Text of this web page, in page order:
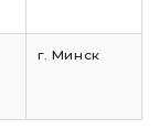
г. Минск